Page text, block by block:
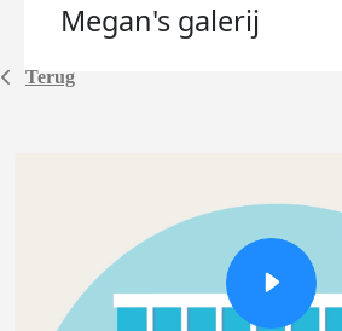
Terug
Megan's galerij